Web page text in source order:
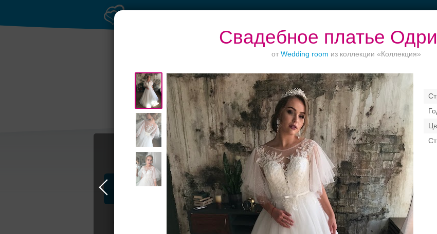
Свадебное платье Одри
от Wedding room из коллекции «Коллекция»
Ваш безупречный
образ
Торжества за
городом
Профессионалы и услуги Свадебные платья Банкет Транспорт
Свадебные платья